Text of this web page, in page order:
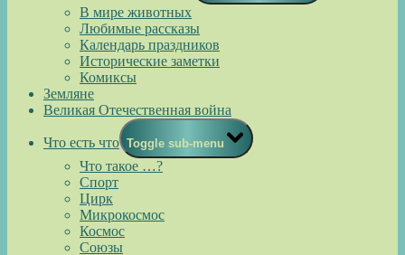
В мире животных
Любимые рассказы
Календарь праздников
Исторические заметки
Комиксы
Земляне
Великая Отечественная война
Что есть что Toggle sub-menu
Что такое …?
Спорт
Цирк
Микрокосмос
Космос
Союзы